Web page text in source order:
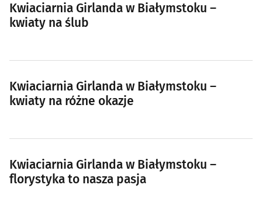
Kwiaciarnia Girlanda w Białymstoku –
kwiaty na ślub
Kwiaciarnia Girlanda w Białymstoku –
kwiaty na różne okazje
Kwiaciarnia Girlanda w Białymstoku –
florystyka to nasza pasja